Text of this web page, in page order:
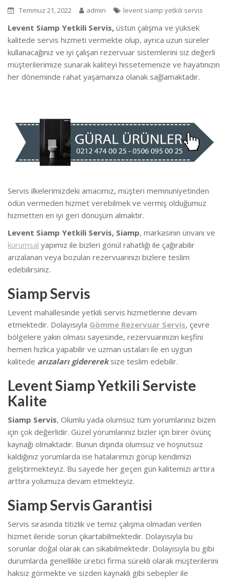
Temmuz 21, 2022 admin levent siamp yetkili servis
Levent Siamp Yetkili Servis, üstün çalışma ve yüksek
kalitede servis hizmeti vermekte olup, ayrıca uzun süreler
kullanacağınız ve iyi çalışan rezervuar sistemlerini siz değerli
müşterilerimize sunarak kaliteyi hissetemenize ve hayatınızın
her döneminde rahat yaşamanıza olanak sağlamaktadır.
Servis ilkelerimizdeki amacımız, müşteri memnuniyetinden
ödün vermeden hizmet verebilmek ve vermiş olduğumuz
hizmetten en iyi geri dönüşüm almaktır.
Levent Siamp Yetkili Servis, Siamp, markasının ünvanı ve
kurumsal yapımız ile bizleri gönül rahatlığı ile çağırabilir
arızalanan veya bozulan rezervuarınızı bizlere teslim
edebilirsiniz.
Siamp Servis
Levent mahallesinde yetkili servis hizmetlerine devam
etmektedir. Dolayısıyla Gömme Rezervuar Servis, çevre
bölgelere yakın olması sayesinde, rezervuarınızın keşfini
hemen hızlıca yapabilir ve uzman ustaları ile en uygun
kalitede arızaları giderereksize teslim edebilir.
Levent Siamp Yetkili Serviste
Kalite
Siamp Servis, Olumlu yada olumsuz tüm yorumlarınız bizim
için çok değerlidir. Güzel yorumlarınız bizler için birer övünç
kaynağı olmaktadır. Bunun dışında olumsuz ve hoşnutsuz
kaldığınız yorumlarda ise hatalarımızı görüp kendimizi
geliştirmekteyiz. Bu sayede her geçen gün kalitemizi arttıra
arttıra yolumuza devam etmekteyiz.
Siamp Servis Garantisi
Servis sırasında titizlik ve temiz çalışma olmadan verilen
hizmet ileride sorun çıkartabilmektedir. Dolayısıyla bu
sorunlar doğal olarak can sıkabilmektedir. Dolayısıyla bu gibi
durumlarda genellikle üretici firma sürekli olarak müşterilerini
haksız görmekte ve sizden kaynaklı gibi sebepler ile